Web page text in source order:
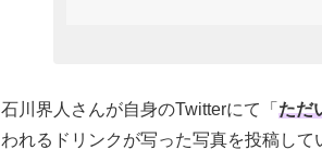
石川界人さんが自身のTwitterにて「 ただ
われるドリンクが写った写真を投稿して